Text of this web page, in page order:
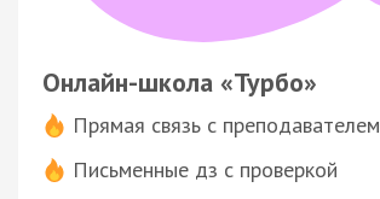
Онлайн-школа «Турбо»
Прямая связь с преподавателем
Письменные дз с проверкой